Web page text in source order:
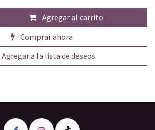
Agregar al carrito
Comprar ahora
Agregar a la lista de deseos